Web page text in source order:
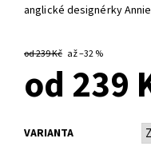
anglické designérky
od 239 Kč až–32 %
od 239
VARIANTA